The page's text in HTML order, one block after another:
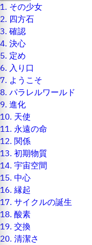
1. その少女
2. 四方石
3.確認
4.決心
5.定め
6.入り口
7. ようこそ
8.パラレルワールド
9.進化
10. 天使
11.永遠の命
12.関係
13.初期物質
14.宇宙空間
15. 中心
16.縁起
17.サイクルの誕生
18.酸素
19.交換
20.清潔さ